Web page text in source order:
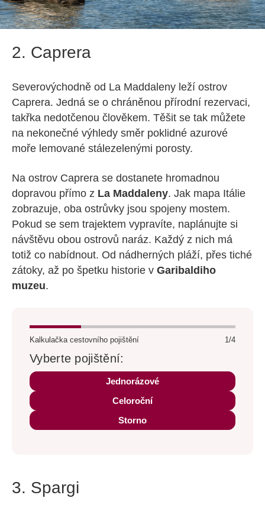
2. Caprera
Severovýchodně od La Maddaleny leží ostrov
Caprera. Jedná se o chráněnou přírodní rezervaci,
takřka nedotčenou člověkem. Těšit se tak můžete
na nekonečné výhledy směr poklidné azurové
moře lemované stálezelenými porosty.
Na ostrov Caprera se dostanete hromadnou
dopravou přímo z La Maddaleny. Jak mapa Itálie
zobrazuje, oba ostrůvky jsou spojeny mostem.
Pokud se sem trajektem vypravíte, naplánujte si
návštěvu obou ostrovů naráz. Každý z nich má
totiž co nabídnout. Od nádherných pláží, přes tiché
zátoky, až po špetku historie v Garibaldiho
muzeu.
Kalkulačka cestovního pojištění 1/4
Vyberte pojištění:
Jednorázové
Celoroční
Storno
3. Spargi